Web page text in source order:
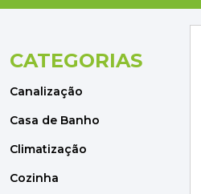
CANALIZAÇÃO
CLIMATIZAÇÃO
COZINHA
ELETRICIDADE
FERRAGENS
CATEGORIAS
Canalização
Casa de Banho
Climatização
Cozinha